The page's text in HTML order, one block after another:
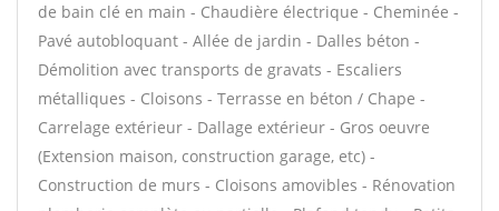
de bain clé en main - Chaudière électrique - Cheminée -
Pavé autobloquant - Allée de jardin - Dalles béton -
Démolition avec transports de gravats - Escaliers
métalliques - Cloisons - Terrasse en béton / Chape -
Carrelage extérieur - Dallage extérieur - Gros oeuvre
(Extension maison, construction garage, etc) -
Construction de murs - Cloisons amovibles - Rénovation